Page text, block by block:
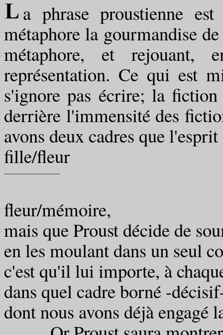
a phrase proustienne
métaphore la gourmandise
métaphore, et rejouant,
représentation. Ce qui est
s'ignore pas écrire; la
derrière l'immensité des
avons deux cadres que
fille/fleur
fleur/mémoire,
mais que Proust décide de
en les moulant dans un seul
c'est qu'il lui importe, à
dans quel cadre borné -
dont nous avons déjà engagé